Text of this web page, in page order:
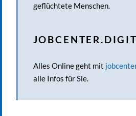
geflüchtete Menschen.
Alles Online geht mit
alle Infos für Sie.